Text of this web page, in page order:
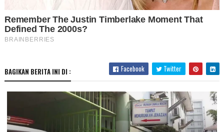
BAGIKAN BERITA INI DI : Facebook Twitter